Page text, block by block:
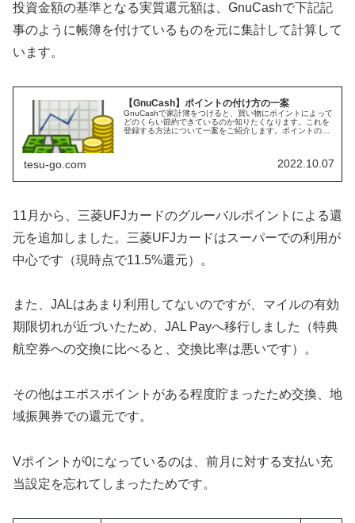
投資金額の基準となる実質還元額は、GnuCashで下記記
事のように帳簿を付けているものを元に集計して計算して
います。
【GnuCash】ポイントの付け方の一案
GnuCashで家計簿をつけると、買い物にポイントによって
どのくらい節約できているのか知りたくなります。これを
登録する方法について一案をご紹介します。ポイントの管
tesu-go.com 2022.10.07
11月から、三菱UFJカードのグルーバルポイントによる還
元を追加しました。三菱UFJカードはスーパーでの利用が
中心です（現時点で11.5%還元）。
また、JALはあまり利用してないのですが、マイルの有効
期限切れが近づいたため、JAL Payへ移行しました（特典
航空券への交換に比べると、交換比率は悪いです）。
その他はエポスポイントがある程度貯まったため交換、地
域振興券での還元です。
Vポイントが0になっているのは、前月に対する支払い充
当設定を忘れてしまったためです。